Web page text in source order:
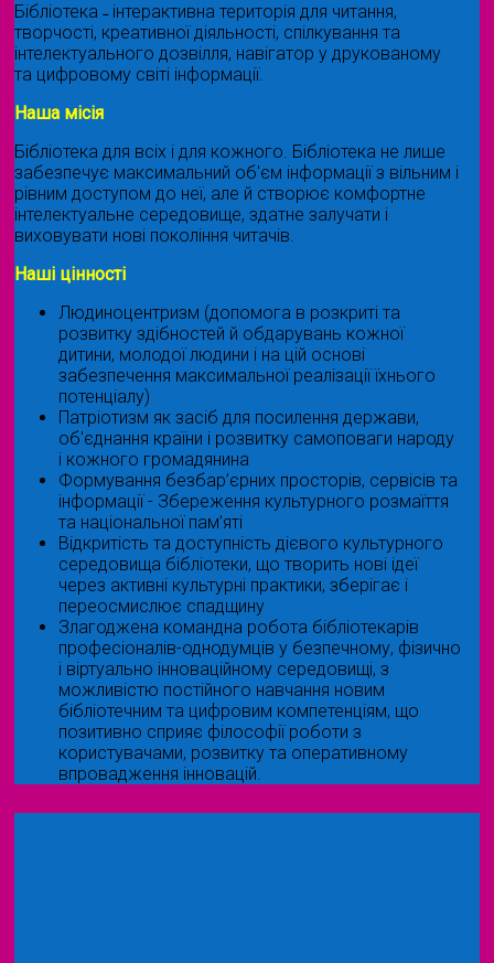
Бібліотека ˗ інтерактивна територія для читання,
творчості, креативної діяльності, спілкування та
інтелектуального дозвілля, навігатор у друкованому
та цифровому світі інформації.
Наша місія
Бібліотека для всіх і для кожного. Бібліотека не лише
забезпечує максимальний об'єм інформації з вільним і
рівним доступом до неї, але й створює комфортне
інтелектуальне середовище, здатне залучати і
виховувати нові покоління читачів.
Наші цінності
Людиноцентризм (допомога в розкриті та
розвитку здібностей й обдарувань кожної
дитини, молодої людини і на цій основі
забезпечення максимальної реалізації їхнього
потенціалу)
Патріотизм як засіб для посилення держави,
об'єднання країни і розвитку самоповаги народу
і кожного громадянина
Формування безбар’єрних просторів, сервісів та
інформації - Збереження культурного розмаїття
та національної пам’яті
Відкритість та доступність дієвого культурного
середовища бібліотеки, що творить нові ідеї
через активні культурні практики, зберігає і
переосмислює спадщину
Злагоджена командна робота бібліотекарів
професіоналів-однодумців у безпечному, фізично
і віртуально інноваційному середовищі, з
можливістю постійного навчання новим
бібліотечним та цифровим компетенціям, що
позитивно сприяє філософії роботи з
користувачами, розвитку та оперативному
впровадження інновацій.